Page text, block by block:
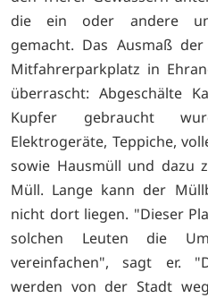
die ein oder andere
gemacht. Das Ausmaß
Mitfahrerparkplatz in
überrascht: Abgeschälte
Kupfer gebraucht
Elektrogeräte, Teppiche,
sowie Hausmüll und dazu
Müll. Lange kann der
nicht dort liegen. "Dieser
solchen Leuten die
vereinfachen", sagt er.
werden von der Stadt